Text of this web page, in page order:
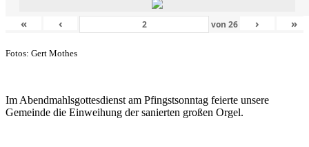
« ‹ von26 › »
Fotos: Gert Mothes
Im Abendmahlsgottesdienst am Pfingstsonntag feierte unsere
Gemeinde die Einweihung der sanierten großen Orgel.